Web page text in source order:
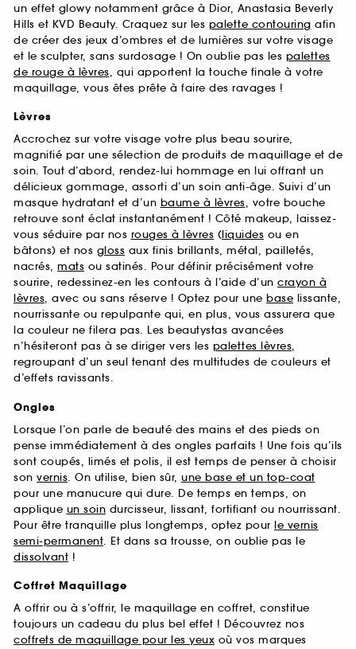
un effet glowy notamment grâce à Dior, Anastasia Beverly
Hills et KVD Beauty. Craquez sur les palette contouring afin
de créer des jeux d’ombres et de lumières sur votre visage
et le sculpter, sans surdosage ! On oublie pas les palettes
de rouge à lèvres, qui apportent la touche finale à votre
maquillage, vous êtes prête à faire des ravages !
Lèvres
Accrochez sur votre visage votre plus beau sourire,
magnifié par une sélection de produits de maquillage et de
soin. Tout d’abord, rendez-lui hommage en lui offrant un
délicieux gommage, assorti d’un soin anti-âge. Suivi d’un
masque hydratant et d’un baume à lèvres, votre bouche
retrouve sont éclat instantanément ! Côté makeup, laissez-
vous séduire par nos rouges à lèvres (liquides ou en
bâtons) et nos gloss aux finis brillants, métal, pailletés,
nacrés, mats ou satinés. Pour définir précisément votre
sourire, redessinez-en les contours à l’aide d’un crayon à
lèvres, avec ou sans réserve ! Optez pour une base lissante,
nourrissante ou repulpante qui, en plus, vous assurera que
la couleur ne filera pas. Les beautystas avancées
n’hésiteront pas à se diriger vers les palettes lèvres,
regroupant d’un seul tenant des multitudes de couleurs et
d’effets ravissants.
Ongles
Lorsque l’on parle de beauté des mains et des pieds on
pense immédiatement à des ongles parfaits ! Une fois qu’ils
sont coupés, limés et polis, il est temps de penser à choisir
son vernis. On utilise, bien sûr, une base et un top-coat
pour une manucure qui dure. De temps en temps, on
applique un soin durcisseur, lissant, fortifiant ou nourrissant.
Pour être tranquille plus longtemps, optez pour le vernis
semi-permanent. Et dans sa trousse, on oublie pas le
dissolvant !
Coffret Maquillage
A offrir ou à s’offrir, le maquillage en coffret, constitue
toujours un cadeau du plus bel effet ! Découvrez nos
coffrets de maquillage pour les yeux où vos marques